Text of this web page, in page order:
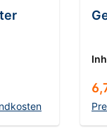
von 5 von 5